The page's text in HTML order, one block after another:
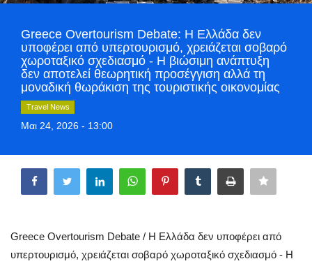
World
Style Adorés
Greece
Entertainment
Mykonos
Sport
Greece Overtourism Debate: Η Ελλάδα δεν
υποφέρει από υπερτουρισμό, χρειάζεται σοβαρό
χωροταξικό σχεδιασμό - Η βιώσιμη ανάπτυξη
δεν αποτελεί θεωρητική προσέγγιση αλλά τη
μοναδική θωράκιση της τουριστικής οικονομίας
Travel News
Μαι 24, 2026 - 13:00
Greece Overtourism Debate / Η Ελλάδα δεν υποφέρει από
υπερτουρισμό, χρειάζεται σοβαρό χωροταξικό σχεδιασμό - Η